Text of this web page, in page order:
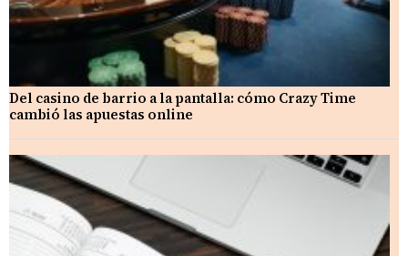
Del casino de barrio a la pantalla: cómo Crazy Time
cambió las apuestas online